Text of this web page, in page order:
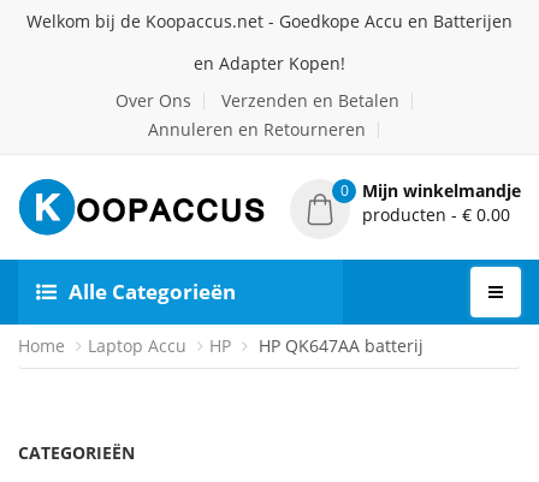
Welkom bij de Koopaccus.net - Goedkope Accu en Batterijen
en Adapter Kopen!
Over Ons
Verzenden en Betalen
Annuleren en Retourneren
0
Mijn winkelmandje
producten - € 0.00
Alle Categorieën
Home Laptop Accu HP HP QK647AA batterij
CATEGORIEËN